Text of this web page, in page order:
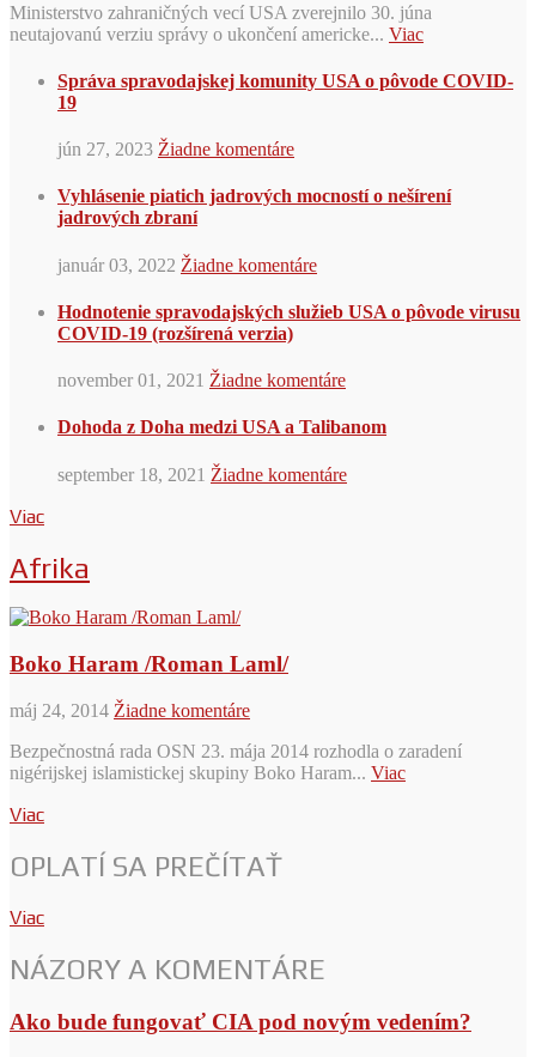
Ministerstvo zahraničných vecí USA zverejnilo 30. júna
neutajovanú verziu správy o ukončení americke... Viac
Správa spravodajskej komunity USA o pôvode COVID-
19
jún 27, 2023 Žiadne komentáre
Vyhlásenie piatich jadrových mocností o nešírení
jadrových zbraní
január 03, 2022 Žiadne komentáre
Hodnotenie spravodajských služieb USA o pôvode virusu
COVID-19 (rozšírená verzia)
november 01, 2021 Žiadne komentáre
Dohoda z Doha medzi USA a Talibanom
september 18, 2021 Žiadne komentáre
Viac
Afrika
Boko Haram /Roman Laml/
máj 24, 2014 Žiadne komentáre
Bezpečnostná rada OSN 23. mája 2014 rozhodla o zaradení
nigérijskej islamistickej skupiny Boko Haram... Viac
Viac
OPLATÍ SA PREČÍTAŤ
Viac
NÁZORY A KOMENTÁRE
Ako bude fungovať CIA pod novým vedením?